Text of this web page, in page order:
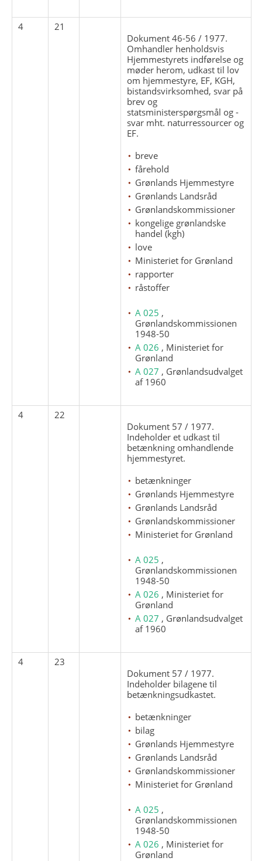
4
21
Dokument 46-56 / 1977.
Omhandler henholdsvis
Hjemmestyrets indførelse og
møder herom, udkast til lov
om hjemmestyre, EF, KGH,
bistandsvirksomhed, svar på
brev og
statsministerspørgsmål og -
svar mht. naturressourcer og
EF.
breve
fårehold
Grønlands Hjemmestyre
Grønlands Landsråd
Grønlandskommissioner
kongelige grønlandske
handel (kgh)
love
Ministeriet for Grønland
rapporter
råstoffer
A 025 ,
Grønlandskommissionen
1948-50
A 026 , Ministeriet for
Grønland
A 027 , Grønlandsudvalget
af 1960
4
22
Dokument 57 / 1977.
Indeholder et udkast til
betænkning omhandlende
hjemmestyret.
betænkninger
Grønlands Hjemmestyre
Grønlands Landsråd
Grønlandskommissioner
Ministeriet for Grønland
A 025 ,
Grønlandskommissionen
1948-50
A 026 , Ministeriet for
Grønland
A 027 , Grønlandsudvalget
af 1960
4
23
Dokument 57 / 1977.
Indeholder bilagene til
betænkningsudkastet.
betænkninger
bilag
Grønlands Hjemmestyre
Grønlands Landsråd
Grønlandskommissioner
Ministeriet for Grønland
A 025 ,
Grønlandskommissionen
1948-50
A 026 , Ministeriet for
Grønland